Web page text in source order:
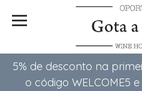
5% de desconto na
o código WELCOME5